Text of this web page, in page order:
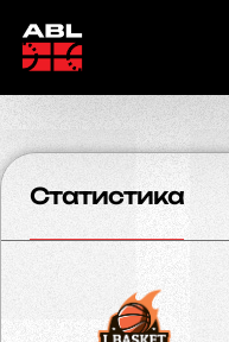
Статистика